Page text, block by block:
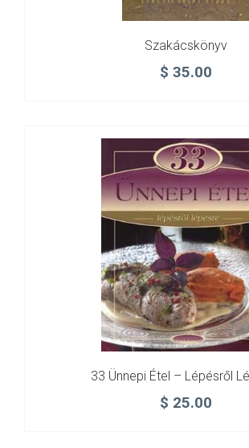
Szakácskönyv
$ 35.00
33 Ünnepi Étel – Lépésről
$ 25.00